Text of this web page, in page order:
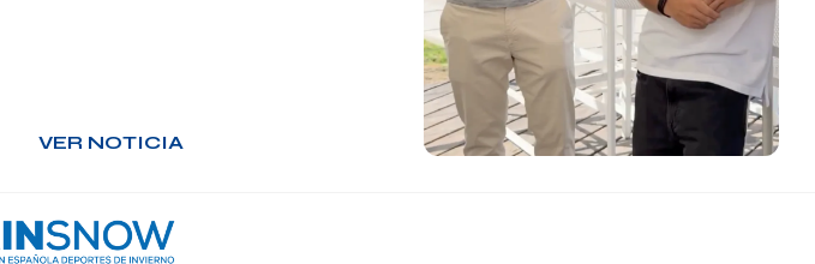
VER NOTICIA